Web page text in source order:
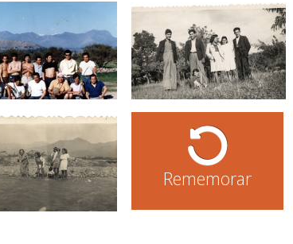
Rememorar